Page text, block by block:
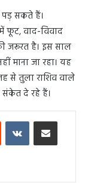
सकते हैं।
में फूट, वाद-विवाद
जरूरत है। इस साल
माना जा रहा। यह
से तुला राशिव वाले
संकेत दे रहे हैं।
Reddit VKontakteShare via Email